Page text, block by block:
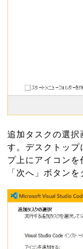
追加タスクの選択
す。デスクトップ
プ上にアイコンを
「次へ」ボタンを